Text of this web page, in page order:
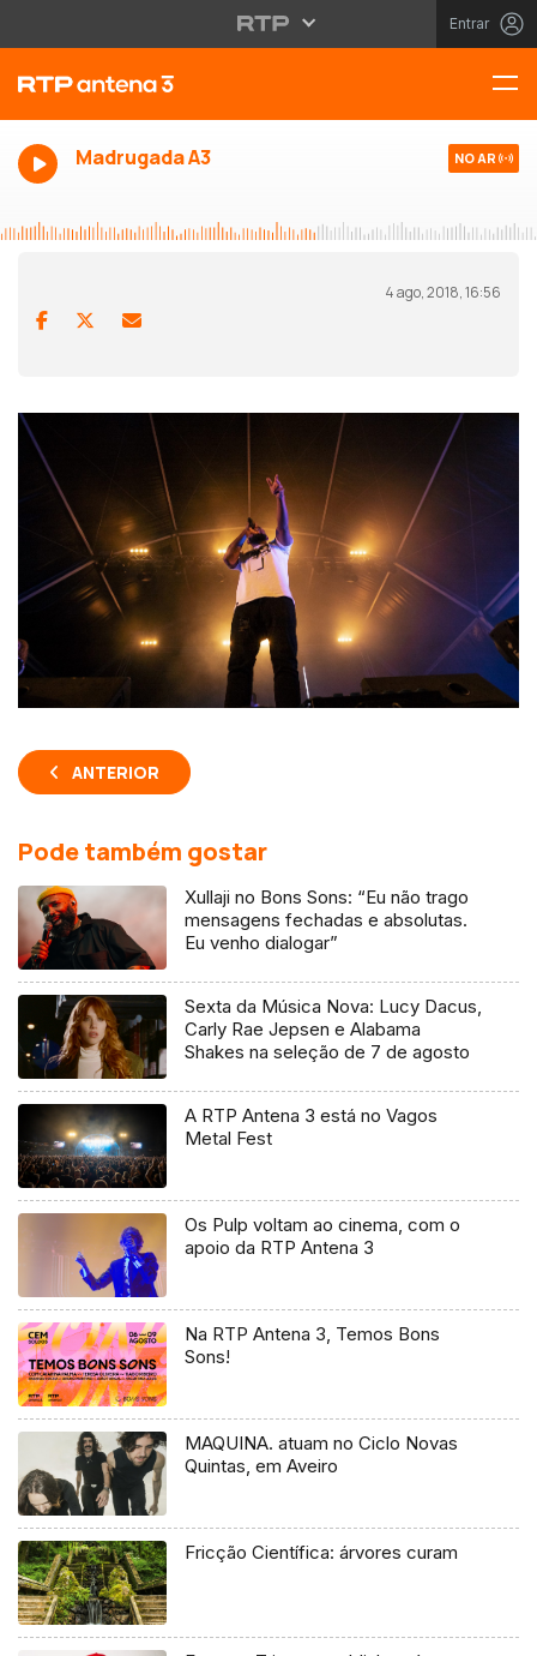
Entrar
Madrugada A3 NO AR
4 ago, 2018, 16:56
ANTERIOR
Pode também gostar
Xullaji no Bons Sons: “Eu não trago
mensagens fechadas e absolutas.
Eu venho dialogar”
Sexta da Música Nova: Lucy Dacus,
Carly Rae Jepsen e Alabama
Shakes na seleção de 7 de agosto
A RTP Antena 3 está no Vagos
Metal Fest
Os Pulp voltam ao cinema, com o
apoio da RTP Antena 3
Na RTP Antena 3, Temos Bons
Sons!
MAQUINA. atuam no Ciclo Novas
Quintas, em Aveiro
Fricção Científica: árvores curam